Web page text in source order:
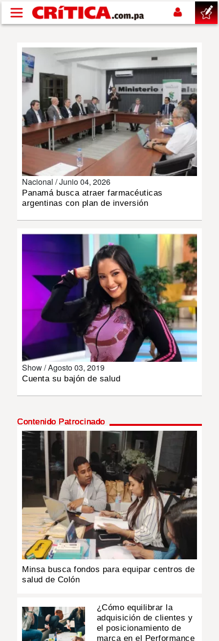
Pasar al contenido principal
SUCESOS
POLÍTICA
SHOW
DEPORTES
MUNDO
INSÓLITAS
Nacional /Junio 04, 2026
Panamá busca atraer farmacéuticas
argentinas con plan de inversión
Show /Agosto 03, 2019
Cuenta su bajón de salud
Contenido Patrocinado
Minsa busca fondos para equipar centros de
salud de Colón
¿Cómo equilibrar la
adquisición de clientes y
el posicionamiento de
marca en el Performance